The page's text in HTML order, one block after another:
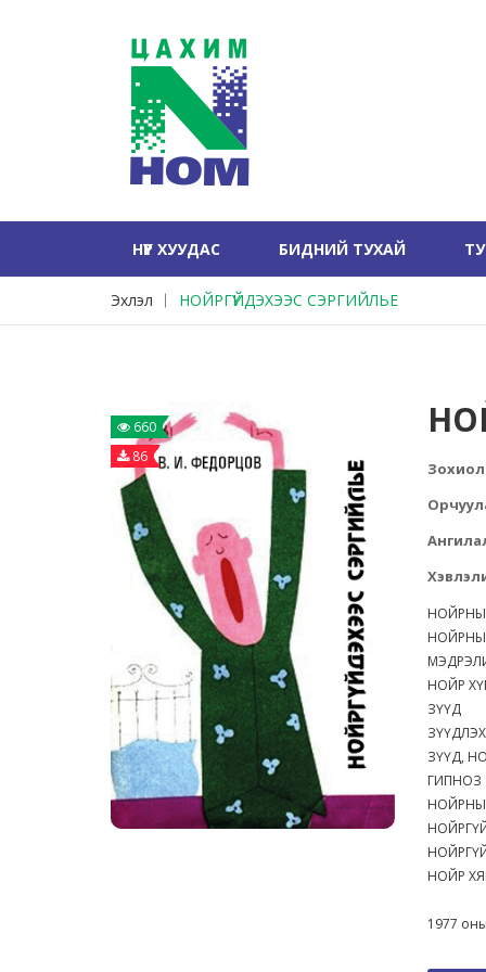
НҮҮР ХУУДАС БИДНИЙ ТУХАЙ
Эхлэл НОЙРГҮЙДЭХЭЭС СЭРГИЙЛЬЕ
660
86
НОЙР
ЗҮҮД
ЗҮҮД,
НОЙР
1977